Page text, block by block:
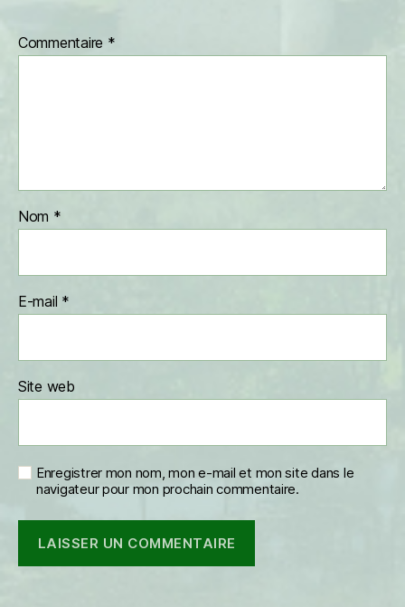
Commentaire *
Nom *
E-mail *
Site web
Enregistrer mon nom, mon e-mail et mon site dans le
navigateur pour mon prochain commentaire.